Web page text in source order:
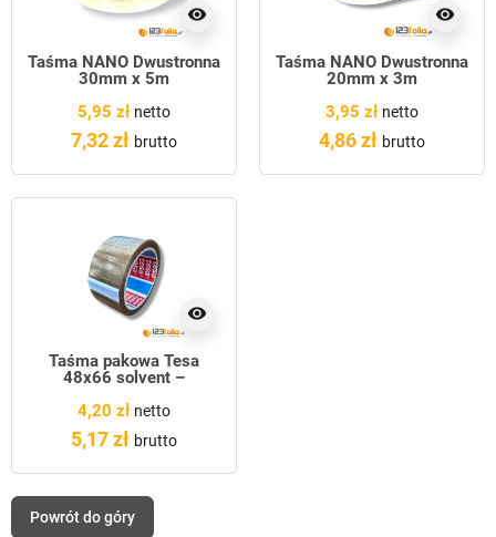
visibility
Taśma NANO Dwustronna
30mm x 5m
5,95 zł netto
7,32 zł brutto
visibility
Taśma NANO Dwustronna
20mm x 3m
3,95 zł netto
4,86 zł brutto
visibility
Taśma pakowa Tesa
48x66 solvent –
4,20 zł netto
5,17 zł brutto
Powrót do góry